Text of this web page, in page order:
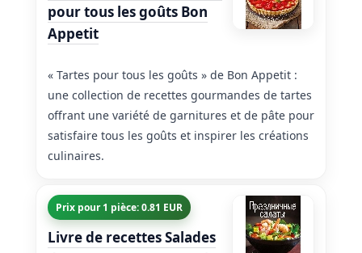
pour tous les goûts Bon
Appetit
« Tartes pour tous les goûts » de Bon Appetit :
une collection de recettes gourmandes de tartes
offrant une variété de garnitures et de pâte pour
satisfaire tous les goûts et inspirer les créations
culinaires.
Prix pour 1 pièce: 0.81 EUR
Livre de recettes Salades